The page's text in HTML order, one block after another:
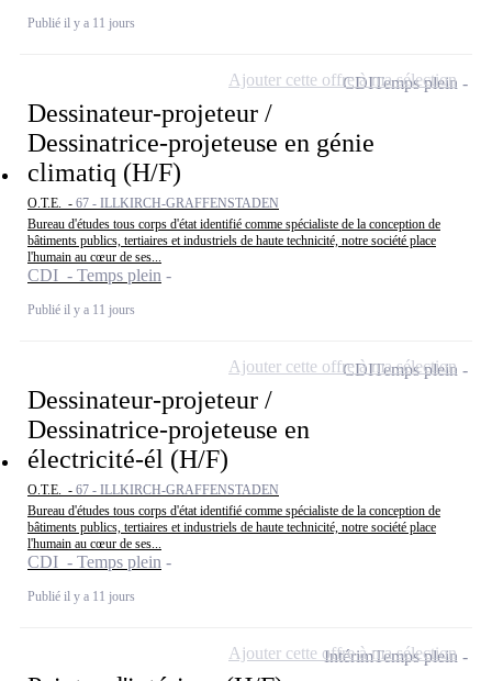
Publié il y a 11 jours
Dessinateur-projeteur /
Dessinatrice-projeteuse en génie
climatiq (H/F)
O.T.E. - 67 - ILLKIRCH-GRAFFENSTADEN
Bureau d'études tous corps d'état identifié comme spécialiste de la conception de
bâtiments publics, tertiaires et industriels de haute technicité, notre société place
l'humain au cœur de ses...
CDI - Temps plein
Publié il y a 11 jours
CDITemps plein
Ajouter cette offre à ma sélection
Dessinateur-projeteur /
Dessinatrice-projeteuse en
électricité-él (H/F)
O.T.E. - 67 - ILLKIRCH-GRAFFENSTADEN
Bureau d'études tous corps d'état identifié comme spécialiste de la conception de
bâtiments publics, tertiaires et industriels de haute technicité, notre société place
l'humain au cœur de ses...
CDI - Temps plein
Publié il y a 11 jours
CDITemps plein
Ajouter cette offre à ma sélection
IntérimTemps plein
Ajouter cette offre à ma sélection